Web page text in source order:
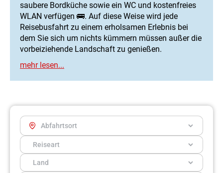
saubere Bordküche sowie ein WC und kostenfreies
WLAN verfügen 🚌. Auf diese Weise wird jede
Reisebusfahrt zu einem erholsamen Erlebnis bei
dem Sie sich um nichts kümmern müssen außer die
vorbeiziehende Landschaft zu genießen.